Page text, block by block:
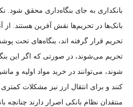
بانکداری به جای بنگاه‌داری محقق شود.
بانک‌ها در تحریم‌ها نقش آفرین هستند. از
تحریم قرار گرفته اند، بنگاه‌های تحت
تحریم می‌شوند، در صورتی که اگر این
شوند، می‌توانند در خرید مواد اولیه و
کنند و برای انتقال ارز نیز مشکلات کمتری
منتقدان نظام بانکی اصرار دارند چنانچه